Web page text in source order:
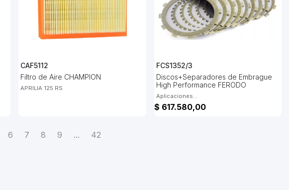
CAF5112
Filtro de Aire CHAMPION
APRILIA 125 RS
FCS1352/3
Discos+Separadores de Embrague
High Performance FERODO
Aplicaciones...
$ 617.580,00
6 7 8 9 ... 42